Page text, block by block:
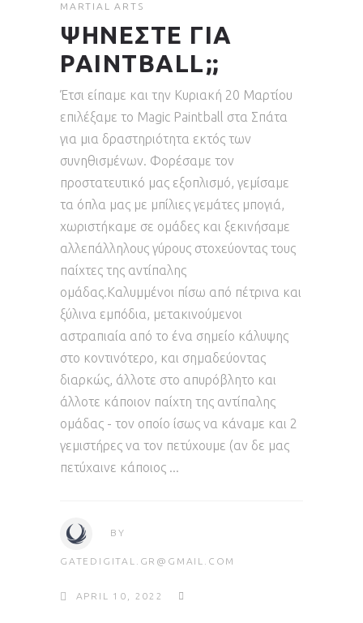
MARTIAL ARTS
ΨΗΝΕΣΤΕ ΓΙΑ
PAINTBALL;;
Έτσι είπαμε και την Κυριακή 20 Μαρτίου
επιλέξαμε το Magic Paintball στα Σπάτα
για μια δραστηριότητα εκτός των
συνηθισμένων. Φορέσαμε τον
προστατευτικό μας εξοπλισμό, γεμίσαμε
τα όπλα μας με μπίλιες γεμάτες μπογιά,
χωριστήκαμε σε ομάδες και ξεκινήσαμε
αλλεπάλληλους γύρους στοχεύοντας τους
παίχτες της αντίπαλης
ομάδας.Καλυμμένοι πίσω από πέτρινα και
ξύλινα εμπόδια, μετακινούμενοι
αστραπιαία από το ένα σημείο κάλυψης
στο κοντινότερο, και σημαδεύοντας
διαρκώς, άλλοτε στο απυρόβλητο και
άλλοτε κάποιον παίχτη της αντίπαλης
ομάδας - τον οποίο ίσως να κάναμε και 2
γεμιστήρες να τον πετύχουμε (αν δε μας
πετύχαινε κάποιος
BY
GATEDIGITAL.GR@GMAIL.COM
APRIL 10, 2022